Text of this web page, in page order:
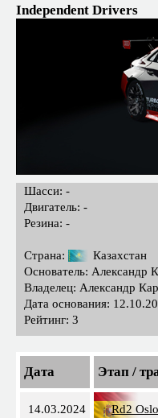
Independent Drivers
Шасси: -
Двигатель: -
Резина: -
Страна:
Казахстан
Основатель: Александр
Владелец: Александр
Дата основания:
Рейтинг: 3
Дата Этап /
14.03.2024 Rd2